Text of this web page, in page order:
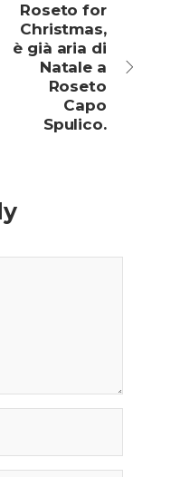
Roseto for
Christmas,
è già aria di
Natale a
Roseto
Capo
Spulico.